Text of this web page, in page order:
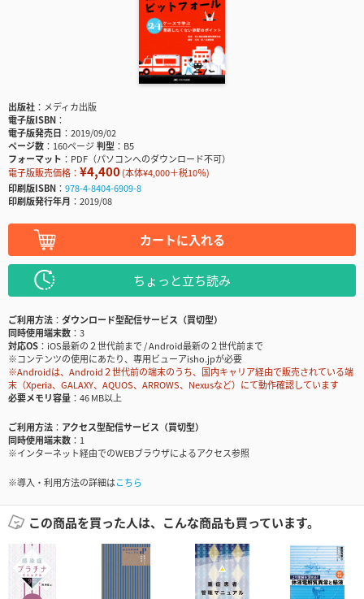
出版社
メディカ出版
電子版ISBN
電子版発売日
2019/09/02
ページ数
160ページ判型
B5
フォーマット
PDF（パソコンへのダウンロード不可）
電子版販売価格： ¥4,400(本体¥4,000＋税10％)
印刷版ISBN
978-4-8404-6909-8
印刷版発行年月
2019/08
カートに入れる
ちょっと立ち読み
ご利用方法
ダウンロード型配信サービス（買切型）
同時使用端末数
3
対応OS
iOS最新の２世代前まで / Android最新の２世代前まで
※コンテンツの使用にあたり、専用ビューアisho.jpが必要
※Androidは、Android２世代前の端末のうち、国内キャリア経由で販売されている端
末（Xperia、GALAXY、AQUOS、ARROWS、Nexusなど）にて動作確認しています
必要メモリ容量
46 MB以上
ご利用方法
アクセス型配信サービス（買切型）
同時使用端末数
1
※インターネット経由でのWEBブラウザによるアクセス参照
※導入・利用方法の詳細はこちら
この商品を買った人は、こんな商品も買っています。